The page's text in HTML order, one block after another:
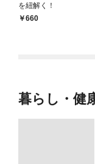
を紐解く！
660
暮らし・健